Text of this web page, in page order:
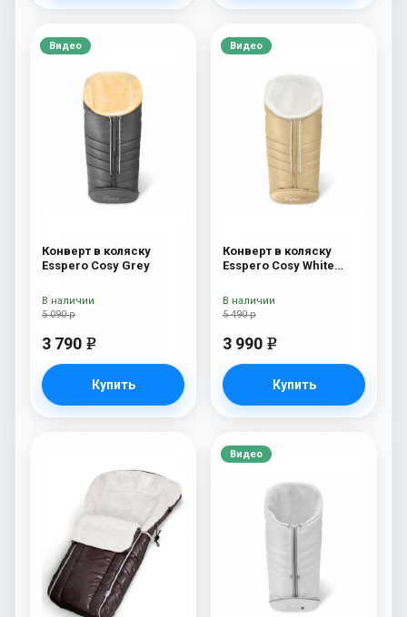
Видео
Конверт в коляску
Esspero Cosy Grey
5 090 р
3 790 e
Купить
В наличии
Видео
Конверт в коляску
Esspero Cosy White
5 490 р
3 990 e
Купить
В наличии
Видео